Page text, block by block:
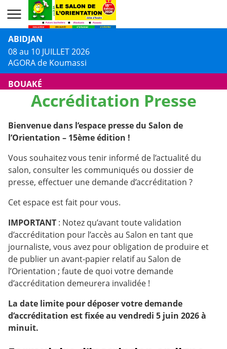
ABIDJAN
08 au 10 JUILLET 2026
AGORA de Koumassi
BOUAKÉ
13 au 14 JUILLET 2026
Centre Culturel Jacques AKA
DALOA
16 au 17 JUILLET 2026
Centre Culturel Municipal
Accréditation Presse
Bienvenue dans l’espace presse du Salon de
l’Orientation – 15ème édition !
Vous souhaitez vous tenir informé de l’actualité du
salon, consulter les communiqués ou dossier de
presse, effectuer une demande d’accréditation ?
Cet espace est fait pour vous.
IMPORTANT : Notez qu’avant toute validation
d’accréditation pour l’accès au Salon en tant que
journaliste, vous avez pour obligation de produire et
de publier un avant-papier relatif au Salon de
l’Orientation ; faute de quoi votre demande
d’accréditation demeurera invalidée !
La date limite pour déposer votre demande
d’accréditation est fixée au vendredi 5 juin 2026 à
minuit.